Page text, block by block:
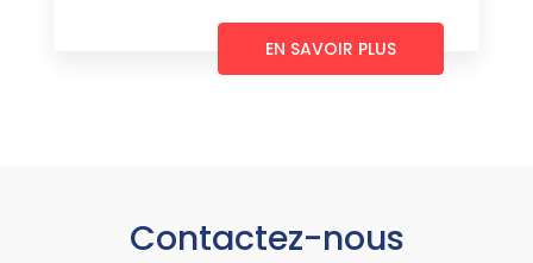
EN SAVOIR PLUS
Contactez-nous